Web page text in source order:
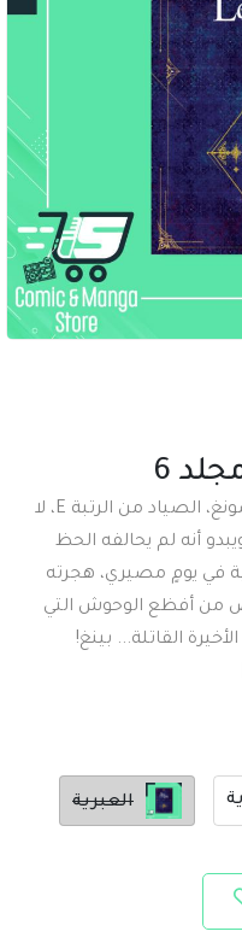
6
أضعف صياد في البشرية! جين وو سونغ، الصياد من الرتبة E، لا
أنه لم يحالفه الحظ
في يومٍ مصيري، هجرته
من أفظع الوحوش التي
القاتلة... بينغ!
العبرية